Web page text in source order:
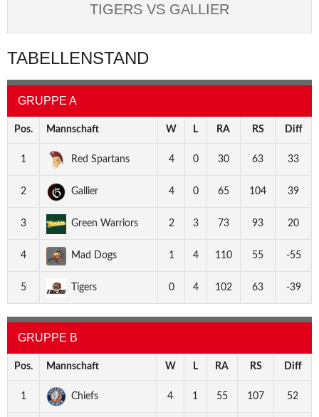
TIGERS VS GALLIER
TABELLENSTAND
GRUPPE A
Pos. Mannschaft W L RA RS Diff
1 Red Spartans 4 0 30 63 33
2 Gallier 4 0 65 104 39
3 Green Warriors 2 3 73 93 20
4 Mad Dogs 1 4 110 55 -55
5 Tigers 0 4 102 63 -39
GRUPPE B
Pos. Mannschaft W L RA RS Diff
1 Chiefs 4 1 55 107 52